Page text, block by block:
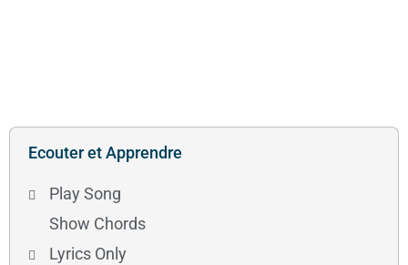
Ecouter et Apprendre
Play Song
Show Chords
Lyrics Only